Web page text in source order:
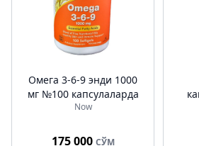
Омега 3-6-9 энди 1000
мг №100 капсулаларда
Now
175 000 СЎМ